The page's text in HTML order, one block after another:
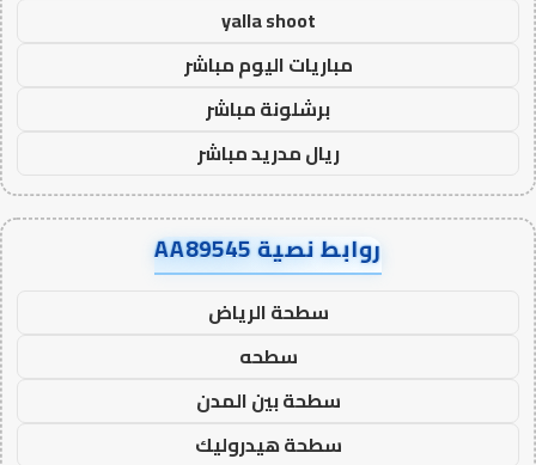
yalla shoot
مباريات اليوم مباشر
برشلونة مباشر
ريال مدريد مباشر
روابط نصية AA89545
سطحة الرياض
سطحه
سطحة بين المدن
سطحة هيدروليك